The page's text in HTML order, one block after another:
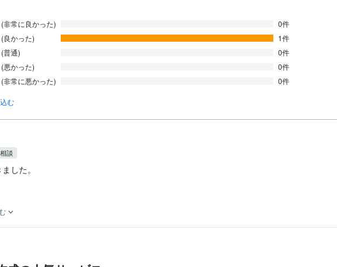
非常に良かった)
0件
良かった)
1件
普通)
0件
悪かった)
0件
非常に悪かった)
0件
む
談
した。